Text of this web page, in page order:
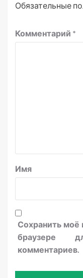
Обязательные
Комментарий *
Имя
Сохранить моё
браузере
комментариев.